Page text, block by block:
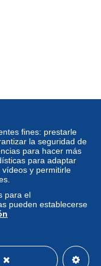
no pagada
considerarán
la página web
las
plazo de14
final
a
de reembolso
fines: prestarle
la seguridad de
para hacer más
para adaptar
y permitirle
para el
pueden establecerse